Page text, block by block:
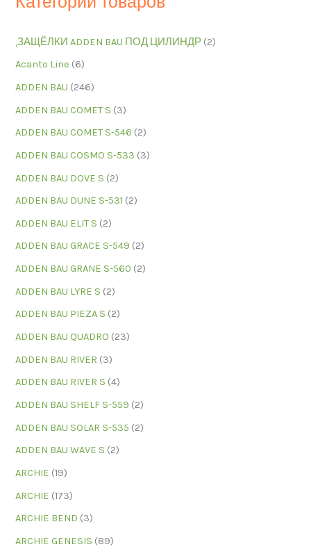
,ЗАЩЁЛКИ ADDEN BAU ПОД ЦИЛИНДР (2)
Acanto Line (6)
ADDEN BAU (246)
ADDEN BAU COMET S (3)
ADDEN BAU COMET S-546 (2)
ADDEN BAU COSMO S-533 (3)
ADDEN BAU DOVE S (2)
ADDEN BAU DUNE S-531 (2)
ADDEN BAU ELIT S (2)
ADDEN BAU GRACE S-549 (2)
ADDEN BAU GRANE S-560 (2)
ADDEN BAU LYRE S (2)
ADDEN BAU PIEZA S (2)
ADDEN BAU QUADRO (23)
ADDEN BAU RIVER (3)
ADDEN BAU RIVER S (4)
ADDEN BAU SHELF S-559 (2)
ADDEN BAU SOLAR S-535 (2)
ADDEN BAU WAVE S (2)
ARCHIE (19)
ARCHIE (173)
ARCHIE BEND (3)
ARCHIE GENESIS (89)